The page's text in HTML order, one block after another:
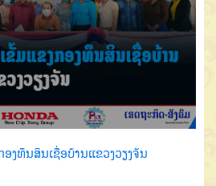
ງທຶນສິນເຊື່ອບ້ານແຂວງວຽງຈັນ